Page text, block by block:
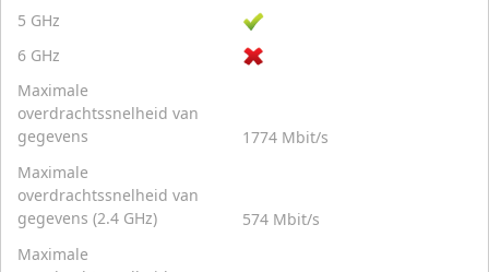
5 GHz
6 GHz
Maximale
overdrachtssnelheid van
gegevens
1774 Mbit/s
Maximale
overdrachtssnelheid van
gegevens (2.4 GHz)
574 Mbit/s
Maximale